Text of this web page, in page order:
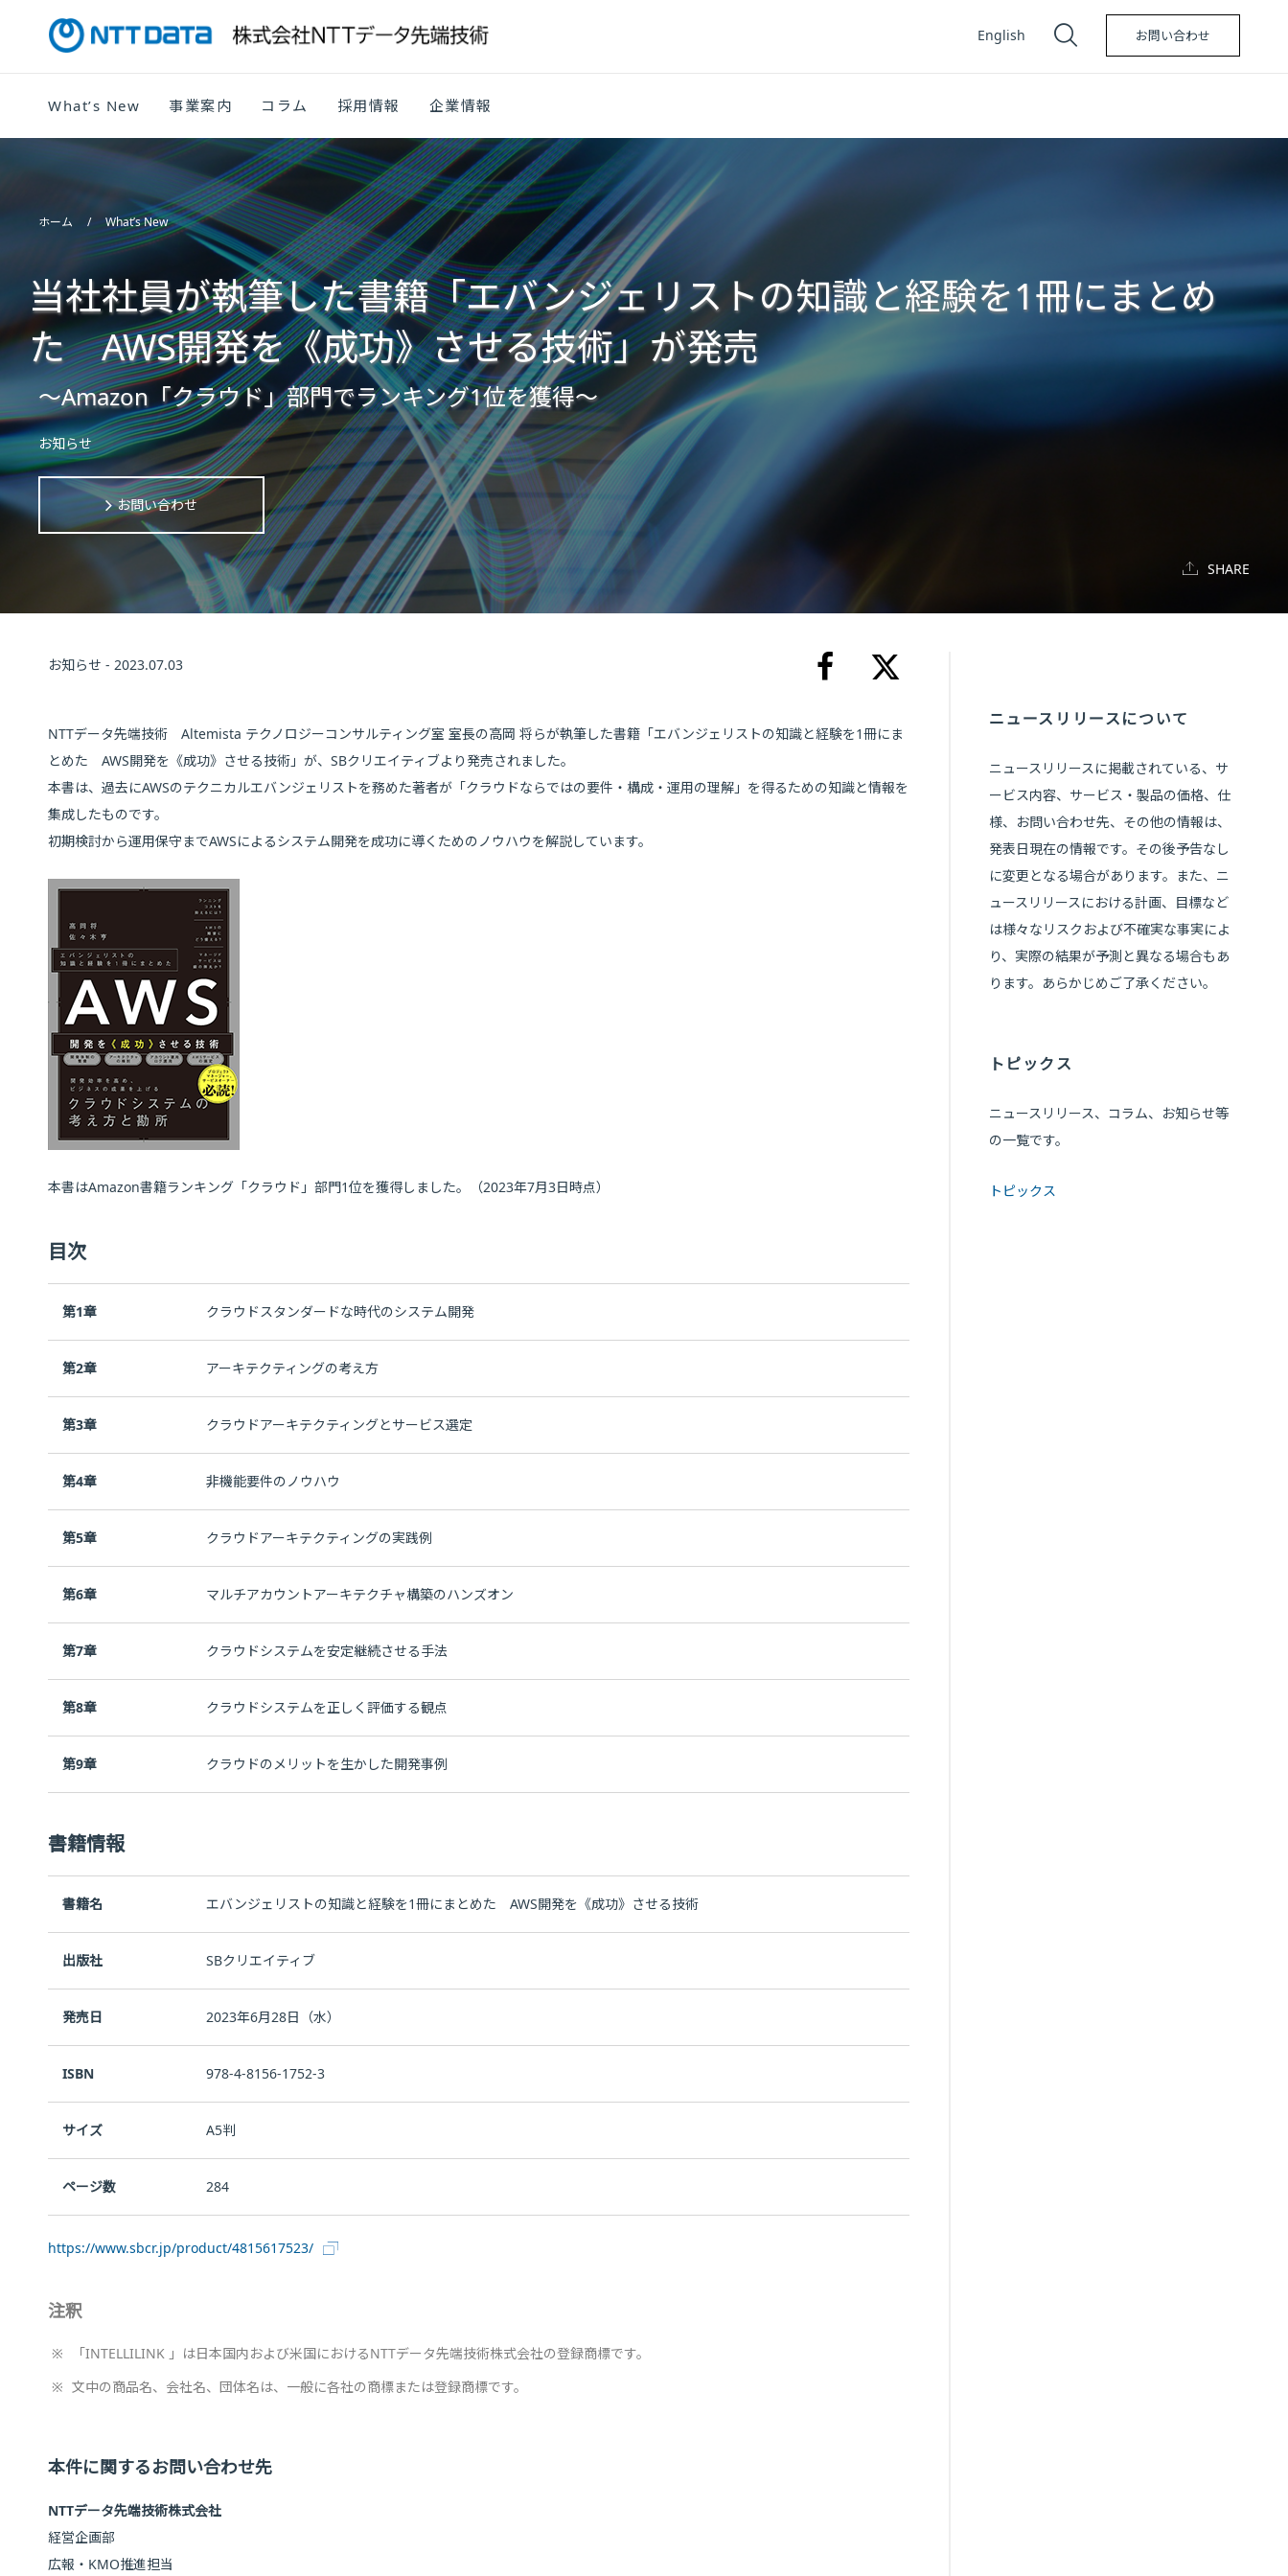
What’s New 事業案内 コラム 採用情報 企業情報
English お問い合わせ
ホーム What’s New
当社社員が執筆した書籍「エバンジェリストの知識と経験を1冊にまとめ
た AWS開発を《成功》させる技術」が発売
～Amazon「クラウド」部門でランキング1位を獲得～
お知らせ
お問い合わせ
SHARE
お知らせ - 2023.07.03
NTTデータ先端技術 Altemista テクノロジーコンサルティング室 室長の高岡 将らが執筆した書籍「エバンジェリストの知識と経験を1冊にま
とめた AWS開発を《成功》させる技術」が、SBクリエイティブより発売されました。
本書は、過去にAWSのテクニカルエバンジェリストを務めた著者が「クラウドならではの要件・構成・運用の理解」を得るための知識と情報を
集成したものです。
初期検討から運用保守までAWSによるシステム開発を成功に導くためのノウハウを解説しています。
本書はAmazon書籍ランキング「クラウド」部門1位を獲得しました。（2023年7月3日時点）
目次
第1章 クラウドスタンダードな時代のシステム開発
第2章 アーキテクティングの考え方
第3章 クラウドアーキテクティングとサービス選定
第4章 非機能要件のノウハウ
第5章 クラウドアーキテクティングの実践例
第6章 マルチアカウントアーキテクチャ構築のハンズオン
第7章 クラウドシステムを安定継続させる手法
第8章 クラウドシステムを正しく評価する観点
第9章 クラウドのメリットを生かした開発事例
書籍情報
書籍名 エバンジェリストの知識と経験を1冊にまとめた AWS開発を《成功》させる技術
出版社 SBクリエイティブ
発売日 2023年6月28日（水）
ISBN 978-4-8156-1752-3
サイズ A5判
ページ数 284
https://www.sbcr.jp/product/4815617523/
注釈
※
「INTELLILINK 」は日本国内および米国におけるNTTデータ先端技術株式会社の登録商標です。
※ 文中の商品名、会社名、団体名は、一般に各社の商標または登録商標です。
本件に関するお問い合わせ先
NTTデータ先端技術株式会社
経営企画部
広報・KMO推進担当
ニュースリリースについて
ニュースリリースに掲載されている、サ
ービス内容、サービス・製品の価格、仕
様、お問い合わせ先、その他の情報は、
発表日現在の情報です。その後予告なし
に変更となる場合があります。また、ニ
ュースリリースにおける計画、目標など
は様々なリスクおよび不確実な事実によ
り、実際の結果が予測と異なる場合もあ
ります。あらかじめご了承ください。
トピックス
ニュースリリース、コラム、お知らせ等
の一覧です。
トピックス